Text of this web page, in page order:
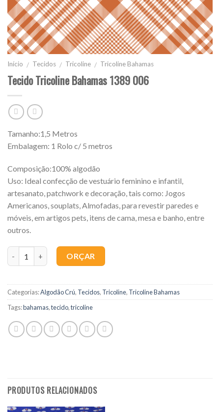
Início / Tecidos / Tricoline / Tricoline Bahamas
Tecido Tricoline Bahamas 1389 006
Tamanho:1,5 Metros
Embalagem: 1 Rolo c/ 5 metros
Composição:100% algodão
Uso: Ideal confecção de vestuário feminino e infantil,
artesanato, patchwork e decoração, tais como: Jogos
Americanos, souplats, Almofadas, para revestir paredes e
móveis, em artigos pets, itens de cama, mesa e banho, entre
outros.
ORÇAR
Categorias:Algodão Crú, Tecidos, Tricoline, Tricoline Bahamas
Tags:bahamas,tecido,tricoline
PRODUTOS RELACIONADOS